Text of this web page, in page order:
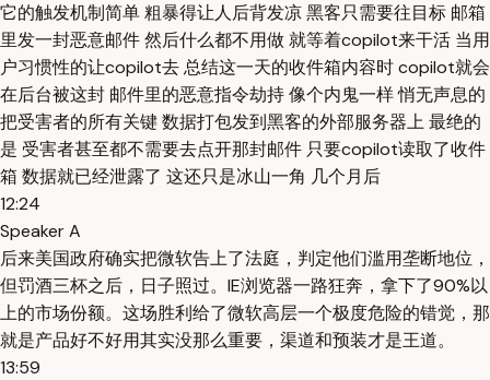
它的触发机制简单 粗暴得让人后背发凉 黑客只需要往目标 邮箱
里发一封恶意邮件 然后什么都不用做 就等着copilot来干活 当用
户习惯性的让copilot去 总结这一天的收件箱内容时 copilot就会
在后台被这封 邮件里的恶意指令劫持 像个内鬼一样 悄无声息的
把受害者的所有关键 数据打包发到黑客的外部服务器上 最绝的
是 受害者甚至都不需要去点开那封邮件 只要copilot读取了收件
箱 数据就已经泄露了 这还只是冰山一角 几个月后
12:24
Speaker A
后来美国政府确实把微软告上了法庭，判定他们滥用垄断地位，
但罚酒三杯之后，日子照过。IE浏览器一路狂奔，拿下了90%以
上的市场份额。这场胜利给了微软高层一个极度危险的错觉，那
就是产品好不好用其实没那么重要，渠道和预装才是王道。
13:59